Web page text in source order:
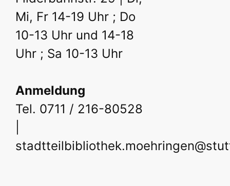
Mi, Fr 14-19 Uhr ; Do
10-13 Uhr und 14-18
Uhr ; Sa 10-13 Uhr
Anmeldung
Tel. 0711 / 216-80528